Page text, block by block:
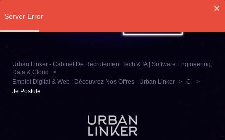
Urban Linker - Cabinet De Recrutement Tech & IA | Software Engineering,
Data & Cloud
Emploi Digital & Web : Découvrez Nos Offres - Urban Linker
C
Je Postule
Server Error